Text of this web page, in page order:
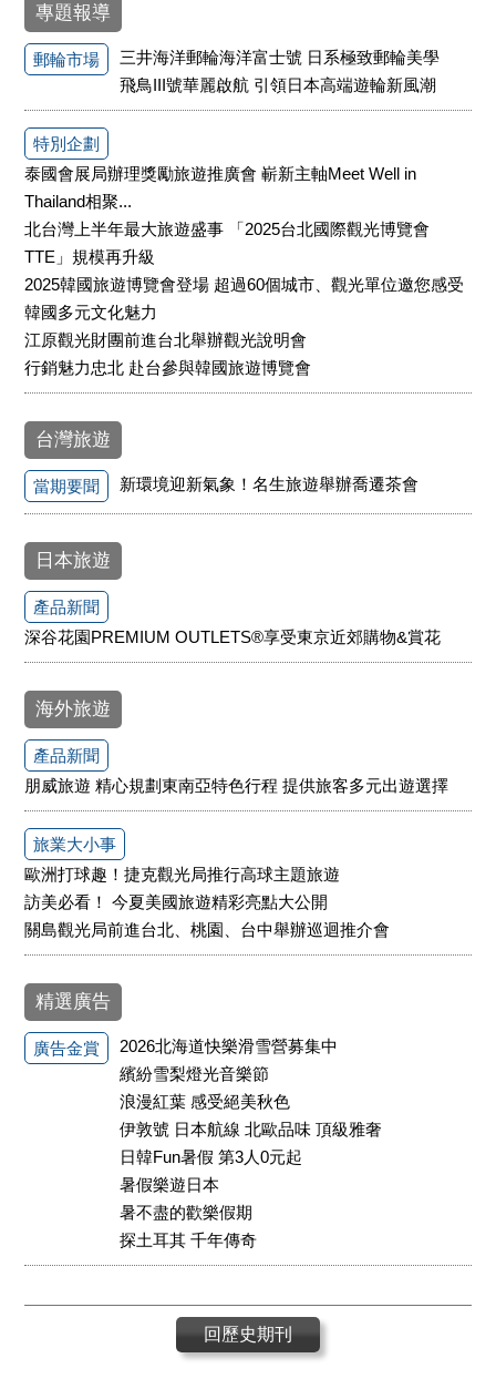
專題報導
郵輪市場
三井海洋郵輪海洋富士號 日系極致郵輪美學
飛鳥III號華麗啟航 引領日本高端遊輪新風潮
特別企劃
泰國會展局辦理獎勵旅遊推廣會 嶄新主軸Meet Well in
Thailand相聚...
北台灣上半年最大旅遊盛事 「2025台北國際觀光博覽會
TTE」規模再升級
2025韓國旅遊博覽會登場 超過60個城市、觀光單位邀您感受
韓國多元文化魅力
江原觀光財團前進台北舉辦觀光說明會
行銷魅力忠北 赴台參與韓國旅遊博覽會
台灣旅遊
當期要聞 新環境迎新氣象！名生旅遊舉辦喬遷茶會
日本旅遊
產品新聞
深谷花園PREMIUM OUTLETS®享受東京近郊購物&賞花
海外旅遊
產品新聞
朋威旅遊 精心規劃東南亞特色行程 提供旅客多元出遊選擇
旅業大小事
歐洲打球趣！捷克觀光局推行高球主題旅遊
訪美必看！ 今夏美國旅遊精彩亮點大公開
關島觀光局前進台北、桃園、台中舉辦巡迴推介會
精選廣告
廣告金賞
2026北海道快樂滑雪營募集中
繽紛雪梨燈光音樂節
浪漫紅葉 感受絕美秋色
伊敦號 日本航線 北歐品味 頂級雅奢
日韓Fun暑假 第3人0元起
暑假樂遊日本
暑不盡的歡樂假期
探土耳其 千年傳奇
回歷史期刊